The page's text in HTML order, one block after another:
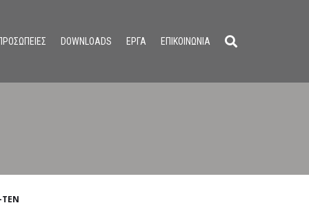
DOWNLOADS ΕΡΓΑ ΕΠΙΚΟΙΝΩΝΙΑ